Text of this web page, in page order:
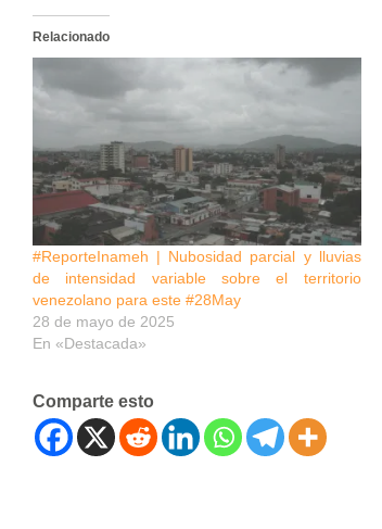
Relacionado
#ReporteInameh | Nubosidad parcial y lluvias
de intensidad variable sobre el territorio
venezolano para este #28May
28 de mayo de 2025
En «Destacada»
Comparte esto